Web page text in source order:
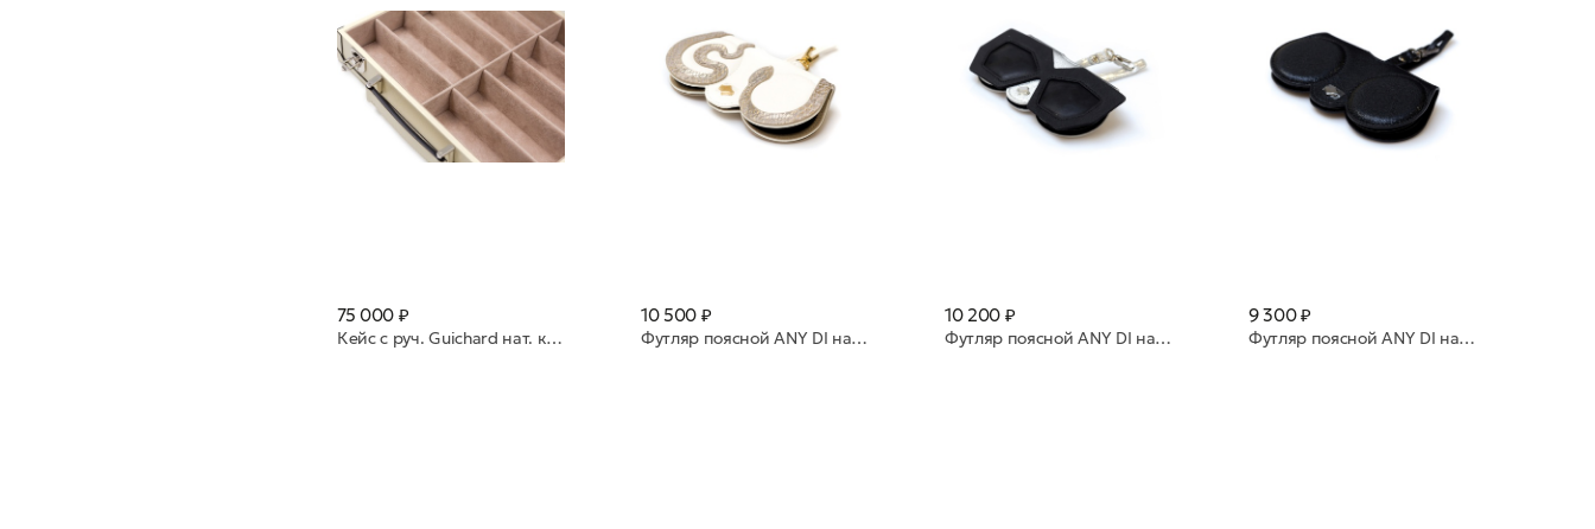
75 000 ₽
Кейс с руч. Guiсhard нат. к.10 яч. Dollaro crema 2001 св бежевый
10 500 ₽
Футляр поясной ANY DI натуральная кожа SP101652 Medusa
10 200 ₽
Футляр поясной ANY DI натуральная кожа SP101602 Cosmic
9 300 ₽
Футляр поясной ANY DI натуральная кожа SP101602 Black Metallic